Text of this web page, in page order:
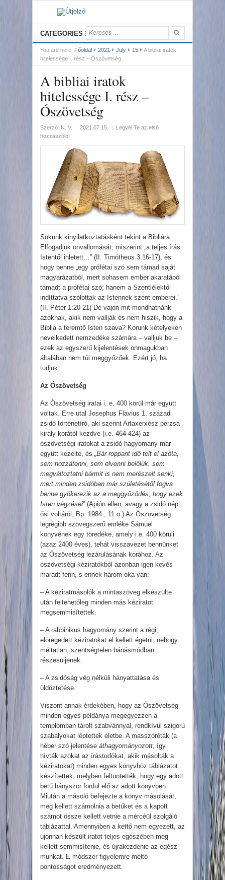
CATEGORIES
You are here: Főoldal 2021 July 15
A bibliai iratok
hitelessége I. rész – Ószövetség
A bibliai iratok
hitelessége I. rész –
Ószövetség
Szerző: N. V. | 2021.07.15. |
Legyél Te az első
hozzászóló!
Sokunk kinyilatkoztatásként tekint a Bibliára.
Elfogadjuk önvallomását, miszerint „a teljes írás
Istentől ihletett…” (II. Timótheus 3:16-17), és
hogy benne „egy prófétai szó sem támad saját
magyarázatból, mert sohasem ember akaratából
támadt a prófétai szó; hanem a Szentlélektől
indíttatva szólottak az Istennek szent emberei.”
(II. Péter 1:20-21) De vajon mit mondhatnánk
azoknak, akik nem vallják és nem hiszik, hogy a
Biblia a teremtő Isten szava? Korunk kételyeken
nevelkedett nemzedéke számára – valljuk be –
ezek az egyszerű kijelentések önmagukban
általában nem túl meggyőzőek. Ezért jó, ha
tudjuk:
Az Ószövetség
Az Ószövetség iratai i. e. 400 körül már együtt
voltak. Erre utal Josephus Flavius 1. századi
zsidó történetíró, aki szerint Artaxerxész perzsa
király korától kezdve (i.e. 464-424) az
ószövetségi iratokat a zsidó hagyomány már
együtt kezelte, és „Bár roppant idő telt el azóta,
sem hozzátenni, sem elvenni belőlük, sem
megváltoztatni bármit is nem merészelt senki,
mert minden zsidóban már születésétől fogva
benne gyökerezik az a meggyőződés, hogy ezek
Isten végzései”(Apión ellen, avagy a zsidó nép
ősi voltáról, Bp. 1984., 11.o.) Az Ószövetség
legrégibb szövegszerű emléke Sámuel
könyvének egy töredéke, amely i.e. 400 körüli
(azaz 2400 éves), tehát visszavezet bennünket
az Ószövetség lezárulásának korához. Az
ószövetségi kéziratokból azonban igen kevés
maradt fenn, s ennek három oka van:
– A kéziratmásolók a mintaszöveg elkészülte
után feltehetőleg minden más kéziratot
megsemmisítettek.
– A rabbinikus hagyomány szerint a régi,
elöregedett kéziratokat el kellett égetni, nehogy
méltatlan, szentségtelen bánásmódban
részesüljenek.
– A zsidóság vég nélküli hányattatása és
üldöztetése.
Viszont annak érdekében, hogy az Ószövetség
minden egyes példánya megegyezzen a
templomban tárolt szabvánnyal, rendkívül szigorú
szabályokat léptettek életbe. A masszóréták (a
héber szó jelentése áthagyományozott, így
hívták azokat az írástudókat, akik másolták a
kéziratokat) minden egyes könyvhöz táblázatot
készítettek, melyben feltüntették, hogy egy adott
betű hányszor fordul elő az adott könyvben.
Miután a másoló befejezte a könyv másolását,
meg kellett számolnia a betűket és a kapott
számot össze kellett vetnie a mércéül szolgáló
táblázattal. Amennyiben a kettő nem egyezett, az
újonnan készült iratot teljes egészében meg
kellett semmisítenie, és újrakezdenie az egész
munkát. E módszer figyelemre méltó
pontosságot eredményezett.